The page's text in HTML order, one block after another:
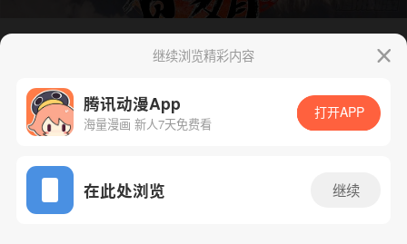
App免费看
腾漫App免费看
继续浏览精彩内容
腾讯动漫App
海量漫画 新人7天免费看
打开APP
在此处浏览 继续